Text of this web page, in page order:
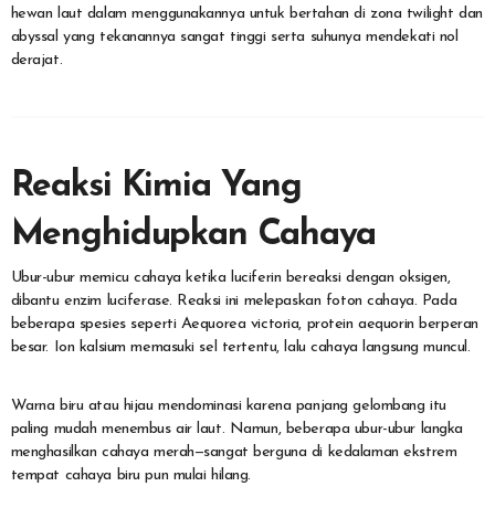
hewan laut dalam menggunakannya untuk bertahan di zona twilight dan
abyssal yang tekanannya sangat tinggi serta suhunya mendekati nol
derajat.
Reaksi Kimia Yang
Menghidupkan Cahaya
Ubur-ubur memicu cahaya ketika luciferin bereaksi dengan oksigen,
dibantu enzim luciferase. Reaksi ini melepaskan foton cahaya. Pada
beberapa spesies seperti Aequorea victoria, protein aequorin berperan
besar. Ion kalsium memasuki sel tertentu, lalu cahaya langsung muncul.
Warna biru atau hijau mendominasi karena panjang gelombang itu
paling mudah menembus air laut. Namun, beberapa ubur-ubur langka
menghasilkan cahaya merah—sangat berguna di kedalaman ekstrem
tempat cahaya biru pun mulai hilang.